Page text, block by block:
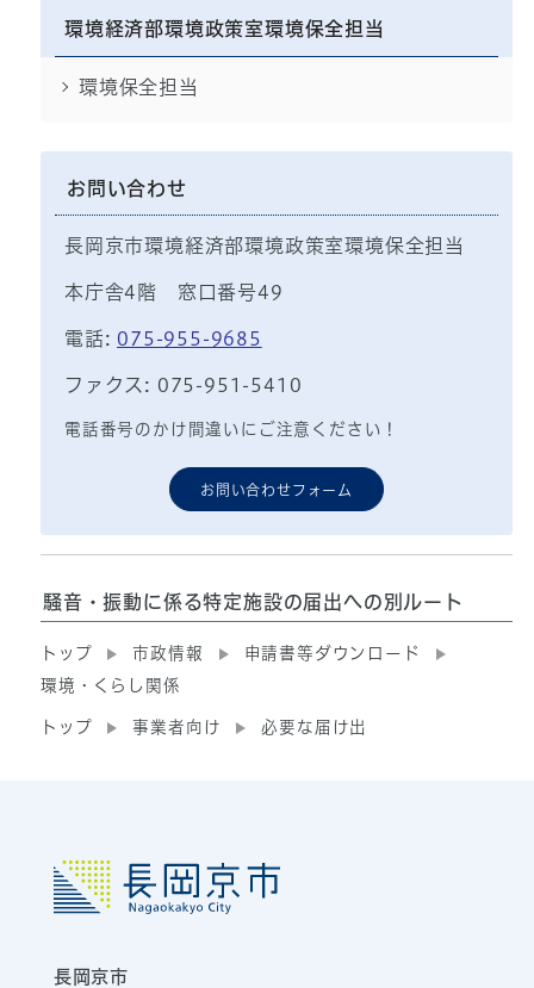
環境経済部環境政策室環境保全担当
環境保全担当
お問い合わせ
長岡京市環境経済部環境政策室環境保全担当
本庁舎4階 窓口番号49
電話: 075-955-9685
ファクス: 075-951-5410
電話番号のかけ間違いにご注意ください！
お問い合わせフォーム
騒音・振動に係る特定施設の届出への別ルート
トップ 市政情報
申請書等ダウンロード
環境・くらし関係
トップ 事業者向け 必要な届け出
長岡京市